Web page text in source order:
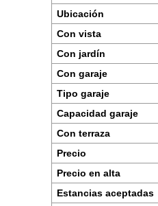
Ubicación
Con vista
Con jardín
Con garaje
Tipo garaje
Capacidad garaje
Con terraza
Precio
Precio en alta
Estancias aceptadas